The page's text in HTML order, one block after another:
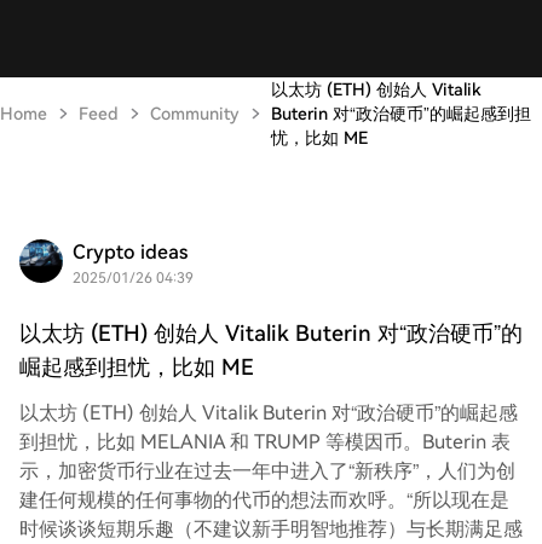
Home Feed Community
以太坊 (ETH) 创始人 Vitalik
Buterin 对“政治硬币”的崛起感到担
忧，比如 ME
Crypto ideas
2025/01/26 04:39
以太坊 (ETH) 创始人 Vitalik Buterin 对“政治硬币”的
崛起感到担忧，比如 ME
以太坊 (ETH) 创始人 Vitalik Buterin 对“政治硬币”的崛起感
到担忧，比如 MELANIA 和 TRUMP 等模因币。Buterin 表
示，加密货币行业在过去一年中进入了“新秩序”，人们为创
建任何规模的任何事物的代币的想法而欢呼。“所以现在是
时候谈谈短期乐趣（不建议新手明智地推荐）与长期满足感